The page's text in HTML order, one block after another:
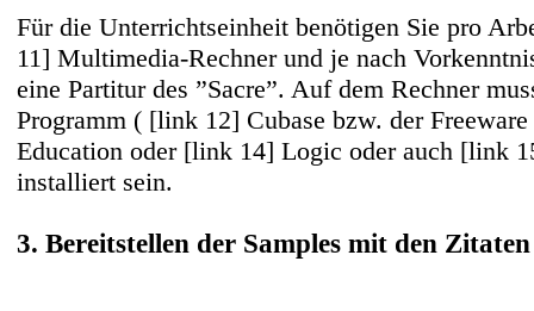
Für die Unterrichtseinheit benötigen Sie pro
11] Multimedia-Rechnerund je nach
eine Partitur des ”Sacre”. Auf dem Rechner
Programm ( [link 12] Cubase bzw. der Freeware
Education oder [link 14] Logic oder auch [link
installiert sein.
3. Bereitstellen der Samples mit den Zitaten